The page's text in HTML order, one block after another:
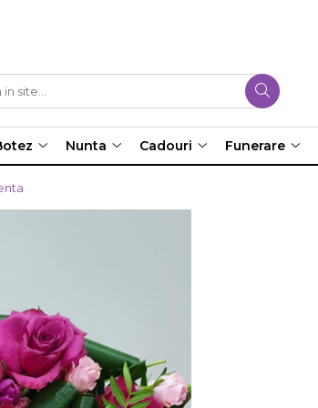
Nunta Cadouri Funerare